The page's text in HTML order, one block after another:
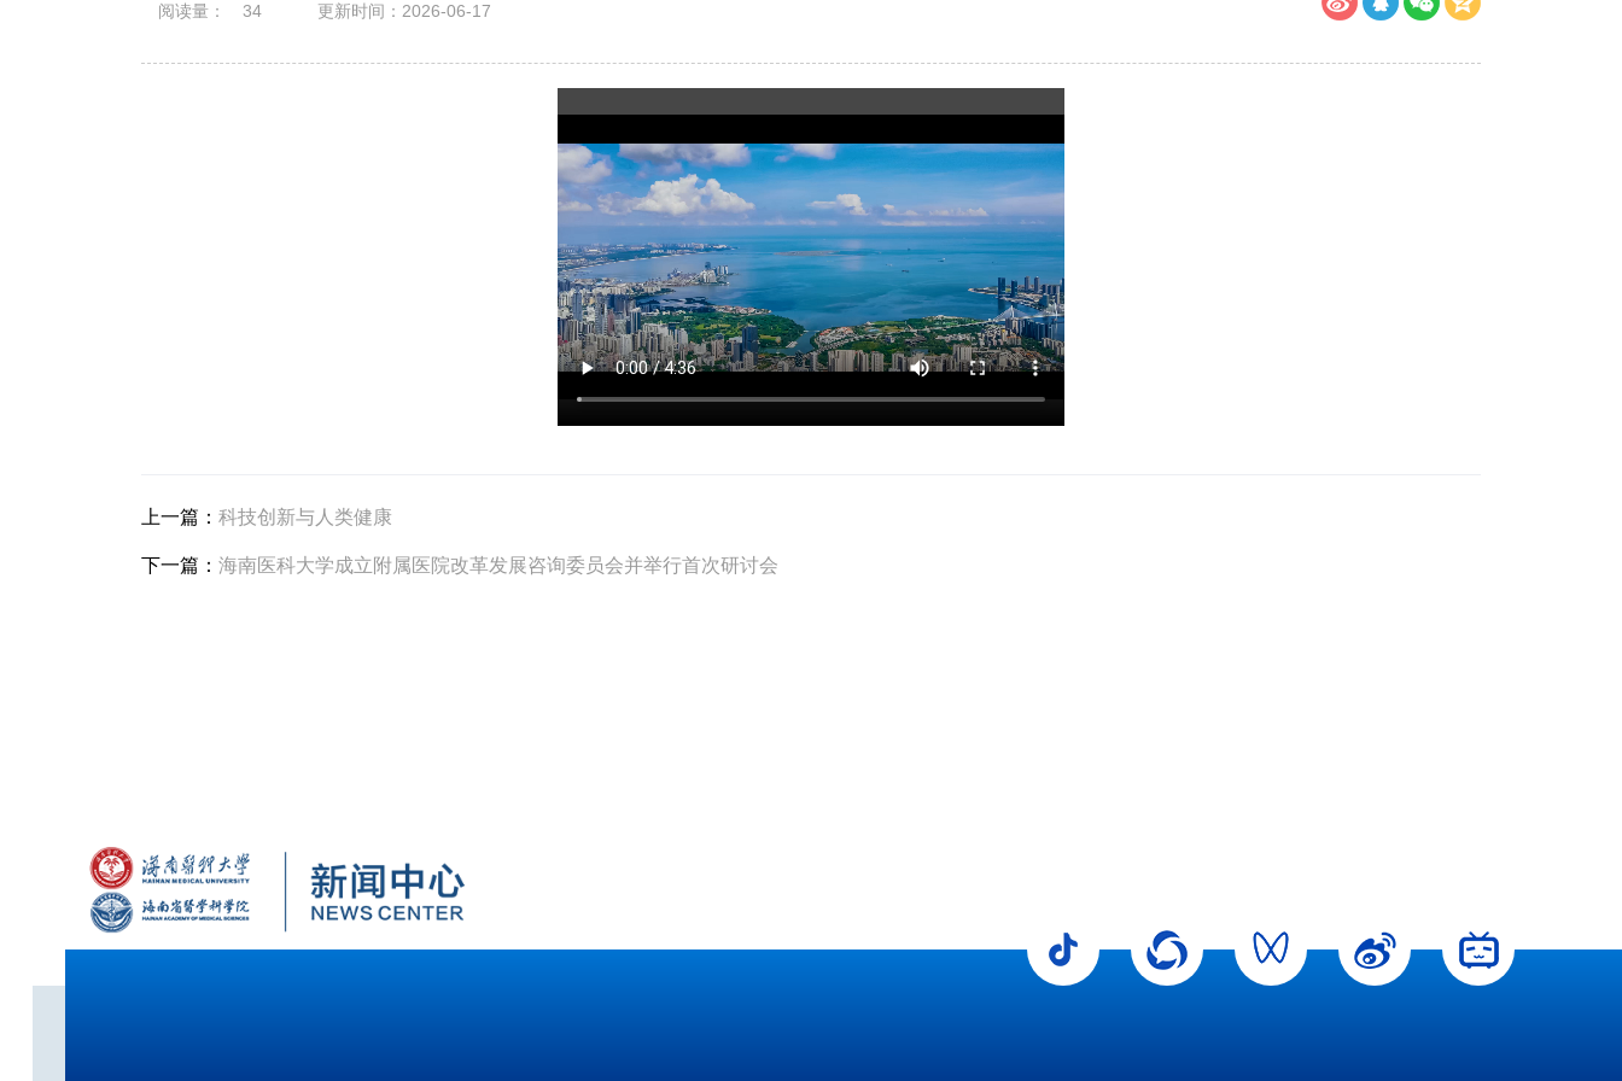
阅读量： 34 更新时间：2026-06-17
上一篇：科技创新与人类健康
下一篇：海南医科大学成立附属医院改革发展咨询委员会并举行首次研讨会